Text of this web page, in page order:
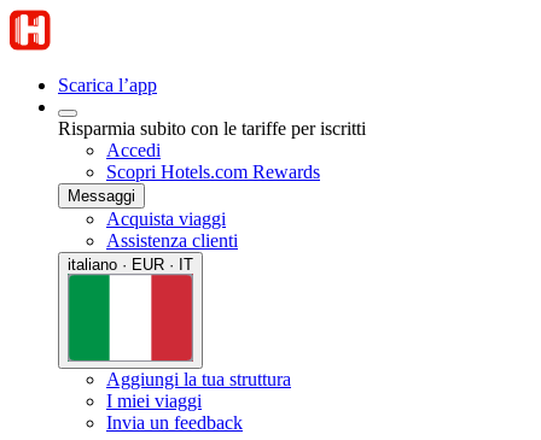
Scarica l’app
Risparmia subito con le tariffe per iscritti
Accedi
Scopri Hotels.com Rewards
Messaggi
Acquista viaggi
Assistenza clienti
italiano · EUR · IT
Aggiungi la tua struttura
I miei viaggi
Invia un feedback